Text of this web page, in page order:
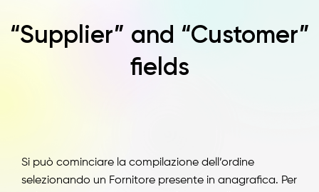
“Supplier” and “Customer”
fields
Si può cominciare la compilazione dell’ordine
selezionando un Fornitore presente in anagrafica. Per